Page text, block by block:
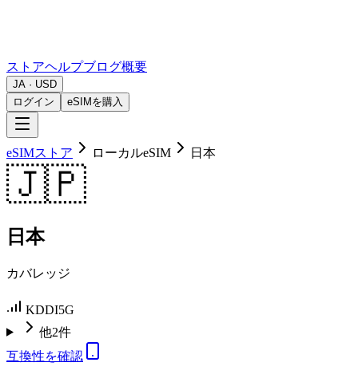
ストアヘルプブログ概要
JA · USD
ログイン
eSIMを購入
eSIMストア ローカルeSIM 日本
🇯🇵
日本
カバレッジ
KDDI5G
他2件
互換性を確認